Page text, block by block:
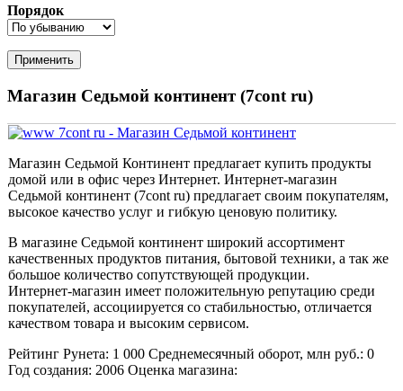
Порядок
Магазин Седьмой континент (7cont ru)
Магазин Седьмой Континент предлагает купить продукты
домой или в офис через Интернет. Интернет-магазин
Седьмой континент (7cont ru) предлагает своим покупателям,
высокое качество услуг и гибкую ценовую политику.
В магазине Седьмой континент широкий ассортимент
качественных продуктов питания, бытовой техники, а так же
большое количество сопутствующей продукции.
Интернет-магазин имеет положительную репутацию среди
покупателей, ассоциируется со стабильностью, отличается
качеством товара и высоким сервисом.
Рейтинг Рунета: 1 000 Среднемесячный оборот, млн руб.: 0
Год создания: 2006 Оценка магазина: